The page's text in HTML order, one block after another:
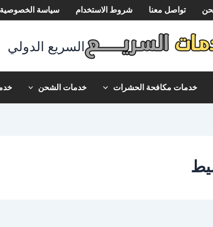
تواصل معنا شروط الاستخدام سياسة الخصوصية
السريع الدولي
خدمات مكافحة الحشرات خدمات الشحن